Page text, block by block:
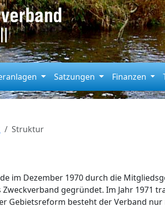
Satzungen Finanzen
Struktur
im Dezember 1970 durch die
gegründet. Im Jahr 1971
Gebietsreform besteht der Verband